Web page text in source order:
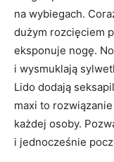
na wybiegach.
dużym rozcięciem
eksponuje nogę.
i wysmuklają
Lido dodają
maxi to
każdej osoby.
i jednocześnie